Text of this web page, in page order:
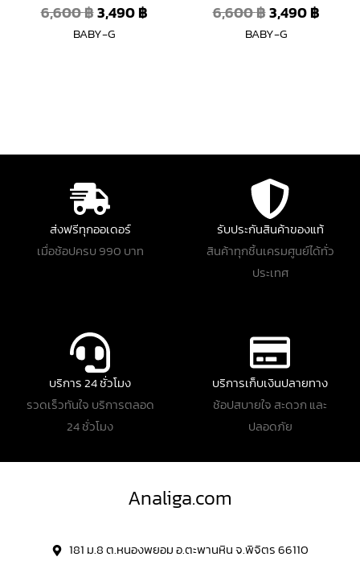
6,600฿3,490฿
BABY-G
6,600฿3,490฿
BABY-G
ส่งฟรีทุกออเดอร์
เมื่อช้อปครบ 990 บาท
รับประกันสินค้าของแท้
สินค้าทุกชิ้นเครมศูนย์ได้ทั่ว
ประเทศ
บริการ 24 ชั่วโมง
รวดเร็วทันใจ บริการตลอด
24 ชั่วโมง
บริการเก็บเงินปลายทาง
ช้อปสบายใจ สะดวก และ
ปลอดภัย
Analiga.com
181 ม.8 ต.หนองพยอม อ.ตะพานหิน จ.พิจิตร 66110